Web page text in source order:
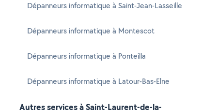
Dépanneurs informatique à Saint-Jean-Lasseille
Dépanneurs informatique à Montescot
Dépanneurs informatique à Ponteilla
Dépanneurs informatique à Latour-Bas-Elne
Autres services à Saint-Laurent-de-la-